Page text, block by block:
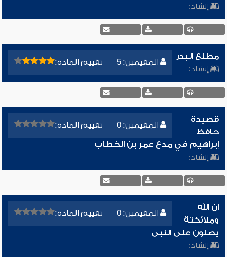
إنشاد:
المقيمين: 5 تقييم المادة:
مطلع البدر
إنشاد:
المقيمين: 0 تقييم المادة:
قصيدة
حافظ
إبراهيم في مدع عمر بن الخطاب
إنشاد:
المقيمين: 0 تقييم المادة:
ان الله
وملائكتة
يصلون على النبى
إنشاد: